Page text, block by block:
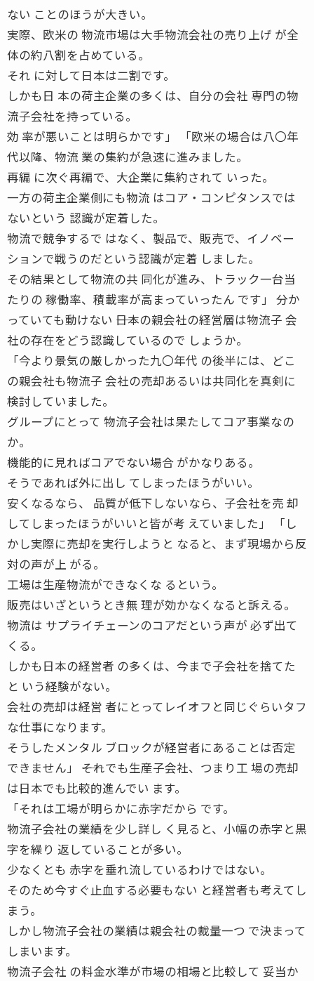
ない ことのほうが大きい。
実際、欧米の 物流市場は大手物流会社の売り上げ が全
体の約八割を占めている。
それ に対して日本は二割です。
しかも日 本の荷主企業の多くは、自分の会社 専門の物
流子会社を持っている。
効 率が悪いことは明らかです」 「欧米の場合は八〇年
代以降、物流 業の集約が急速に進みました。
再編 に次ぐ再編で、大企業に集約されて いった。
一方の荷主企業側にも物流 はコア・コンピタンスでは
ないという 認識が定着した。
物流で競争するで はなく、製品で、販売で、イノベー
ションで戦うのだという認識が定着 しました。
その結果として物流の共 同化が進み、トラック一台当
たりの 稼働率、積載率が高まっていったん です」 分か
っていても動けない ――日本の親会社の経営層は物流子 会
社の存在をどう認識しているので しょうか。
「今より景気の厳しかった九〇年代 の後半には、どこ
の親会社も物流子 会社の売却あるいは共同化を真剣に
検討していました。
グループにとって 物流子会社は果たしてコア事業なの
か。
機能的に見ればコアでない場合 がかなりある。
そうであれば外に出し てしまったほうがいい。
安くなるなら、 品質が低下しないなら、子会社を売 却
してしまったほうがいいと皆が考 えていました」 「し
かし実際に売却を実行しようと なると、まず現場から反
対の声が上 がる。
工場は生産物流ができなくな るという。
販売はいざというとき無 理が効かなくなると訴える。
物流は サプライチェーンのコアだという声が 必ず出て
くる。
しかも日本の経営者 の多くは、今まで子会社を捨てた
と いう経験がない。
会社の売却は経営 者にとってレイオフと同じぐらいタフ
な仕事になります。
そうしたメンタル ブロックが経営者にあることは否定
できません」 ――それでも生産子会社、つまり工 場の売却
は日本でも比較的進んでい ます。
「それは工場が明らかに赤字だから です。
物流子会社の業績を少し詳し く見ると、小幅の赤字と黒
字を繰り 返していることが多い。
少なくとも 赤字を垂れ流しているわけではない。
そのため今すぐ止血する必要もない と経営者も考えてし
まう。
しかし物流子会社の業績は親会社の裁量一つ で決まって
しまいます。
物流子会社 の料金水準が市場の相場と比較して 妥当か